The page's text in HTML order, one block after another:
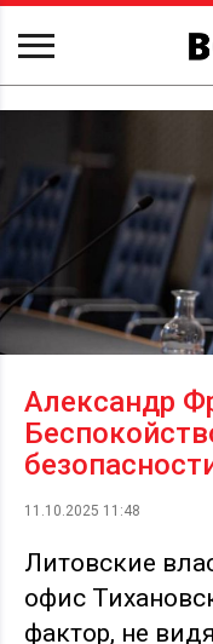
Александр
11.10.2025 11:48
Литовские
офис
фактор, не